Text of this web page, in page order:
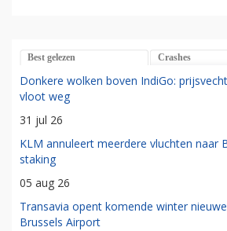
Best gelezen Crashes
Donkere wolken boven IndiGo:
vloot weg
31 jul 26
KLM annuleert meerdere vluchten naar
staking
05 aug 26
Transavia opent komende winter
Brussels Airport